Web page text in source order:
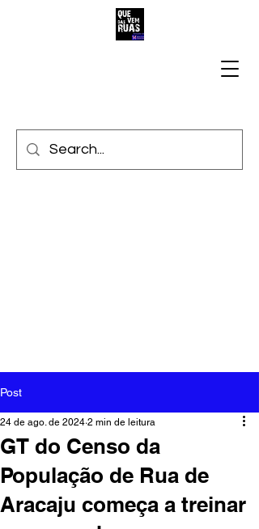
Post
GT do Censo da
População de Rua de
Aracaju começa a treinar
24 de ago. de 2024 2 min de leitura